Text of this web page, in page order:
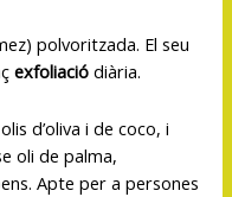
polvoritzada. El seu
exfoliació diària.
d’oliva i de coco, i
oli de palma,
Apte per a persones